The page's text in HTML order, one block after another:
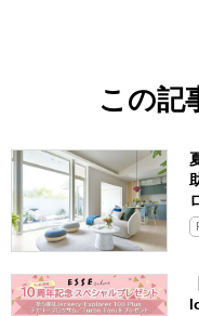
この記